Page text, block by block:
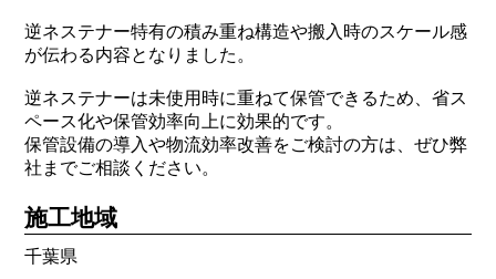
逆ネステナー特有の積み重ね構造や搬入時のスケール感
が伝わる内容となりました。
逆ネステナーは未使用時に重ねて保管できるため、省ス
ペース化や保管効率向上に効果的です。
保管設備の導入や物流効率改善をご検討の方は、ぜひ弊
社までご相談ください。
施工地域
千葉県